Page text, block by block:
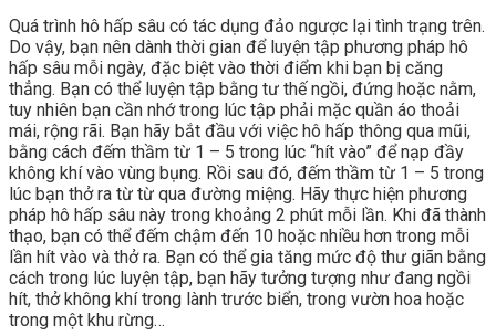
Quá trình hô hấp sâu có tác dụng đảo ngược lại tình trạng trên.
Do vậy, bạn nên dành thời gian để luyện tập phương pháp hô
hấp sâu mỗi ngày, đặc biệt vào thời điểm khi bạn bị căng
thẳng. Bạn có thể luyện tập bằng tư thế ngồi, đứng hoặc nằm,
tuy nhiên bạn cần nhớ trong lúc tập phải mặc quần áo thoải
mái, rộng rãi. Bạn hãy bắt đầu với việc hô hấp thông qua mũi,
bằng cách đếm thầm từ 1 – 5 trong lúc “hít vào” để nạp đầy
không khí vào vùng bụng. Rồi sau đó, đếm thầm từ 1 – 5 trong
lúc bạn thở ra từ từ qua đường miệng. Hãy thực hiện phương
pháp hô hấp sâu này trong khoảng 2 phút mỗi lần. Khi đã thành
thạo, bạn có thể đếm chậm đến 10 hoặc nhiều hơn trong mỗi
lần hít vào và thở ra. Bạn có thể gia tăng mức độ thư giãn bằng
cách trong lúc luyện tập, bạn hãy tưởng tượng như đang ngồi
hít, thở không khí trong lành trước biển, trong vườn hoa hoặc
trong một khu rừng…